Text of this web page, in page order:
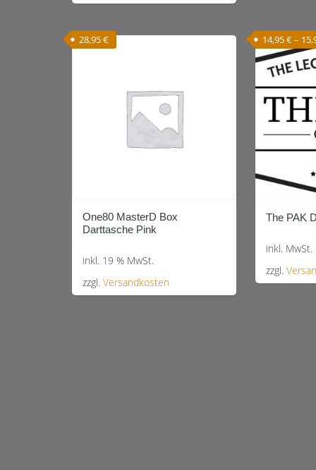
weist
mehrere
Varianten
auf.
Die
Optionen
können
der
Produktseite
gewählt
One80 MasterD Box
Darttasche Pink
28,95€
inkl. 19 % MwSt.
zzgl. Versandkosten
The PAK
14,95€–
inkl. MwSt.
zzgl.